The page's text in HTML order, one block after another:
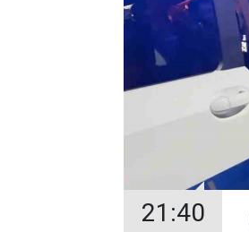
21:40